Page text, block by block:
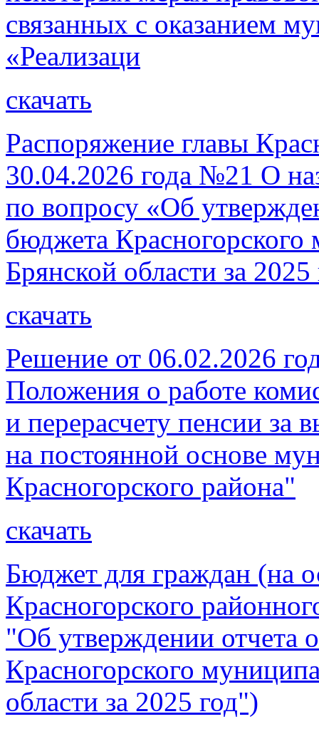
связанных с оказанием
«Реализаци
скачать
Распоряжение главы
30.04.2026 года №21 О
по вопросу «Об
бюджета
Брянской области за
скачать
Решение от 06.02.2026
Положения о работе
и перерасчету пенсии за
на постоянной основе
Красногорского района"
скачать
Бюджет для граждан (на
Красногорского
"Об утверждении отчета
Красногорского
области за 2025 год")